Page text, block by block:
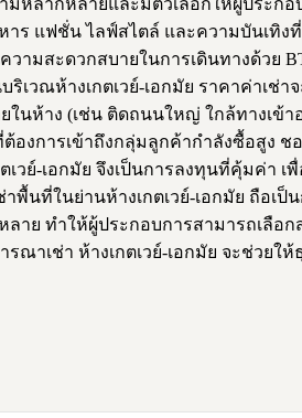
าร แฟชั่น ไลฟ์สไตล์ และความบันเ
มสะดวกสบายในการเดินทางด้วย
วณห้างเกตเวย์-เอกมัย ราคาค่าเช่
ในห้าง (เช่น ติดถนนใหญ่ ใกล้ทางเ
องการเข้าถึงกลุ่มลูกค้ากำลังซื้อสูง
วย์-เอกมัย จึงเป็นการลงทุนที่คุ้มค่า
นที่ในย่านห้างเกตเวย์-เอกมัย ถือเ
าย ทำให้ผู้ประกอบการสามารถเลื
าเช่า ห้างเกตเวย์-เอกมัย จะช่วย